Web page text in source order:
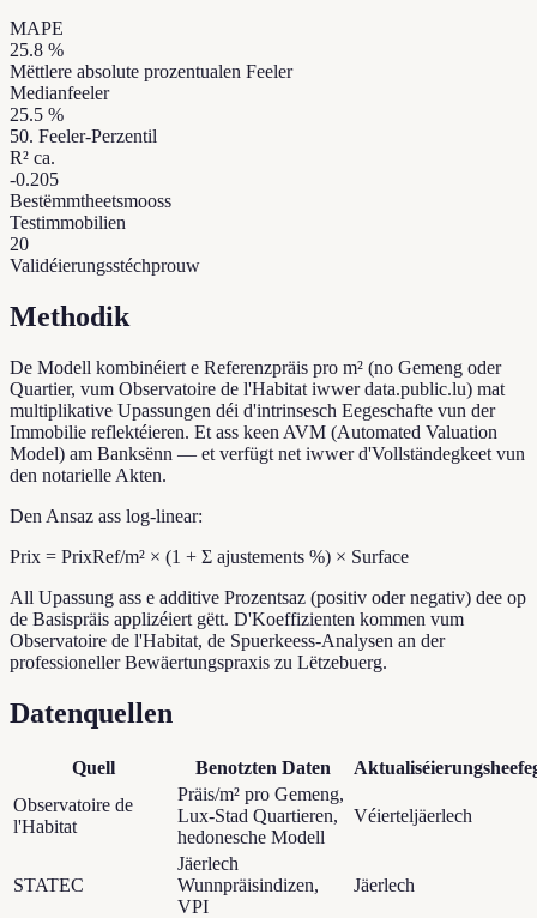
MAPE
25.8 %
Mëttlere absolute prozentualen Feeler
Medianfeeler
25.5 %
50. Feeler-Perzentil
R² ca.
-0.205
Bestëmmtheetsmooss
Testimmobilien
20
Validéierungsstéchprouw
Methodik
De Modell kombinéiert e Referenzpräis pro m² (no Gemeng oder
Quartier, vum Observatoire de l'Habitat iwwer data.public.lu) mat
multiplikative Upassungen déi d'intrinsesch Eegeschafte vun der
Immobilie reflektéieren. Et ass keen AVM (Automated Valuation
Model) am Banksënn — et verfügt net iwwer d'Vollständegkeet vun
den notarielle Akten.
Den Ansaz ass log-linear:
Prix = PrixRef/m² × (1 + Σ ajustements %) × Surface
All Upassung ass e additive Prozentsaz (positiv oder negativ) dee op
de Basispräis applizéiert gëtt. D'Koeffizienten kommen vum
Observatoire de l'Habitat, de Spuerkeess-Analysen an der
professioneller Bewäertungspraxis zu Lëtzebuerg.
Datenquellen
Quell Benotzten Daten
Observatoire de
l'Habitat
Präis/m² pro Gemeng,
Lux-Stad Quartieren,
hedonesche Modell
Véierteljäerlech
STATEC
Jäerlech
Wunnpräisindizen,
VPI
Jäerlech